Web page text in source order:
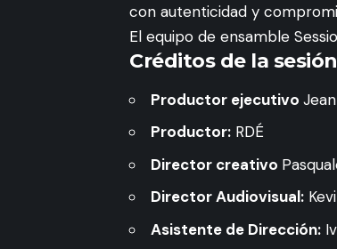
con autenticidad y
El equipo de ensamble
Créditos de la sesión
Productor ejecutivo
Productor: RDÉ
Director creativo
Director Audiovisual:
Asistente de Dirección: